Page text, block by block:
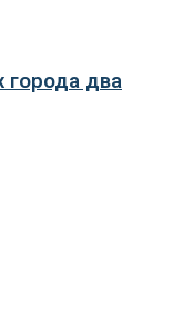
города два